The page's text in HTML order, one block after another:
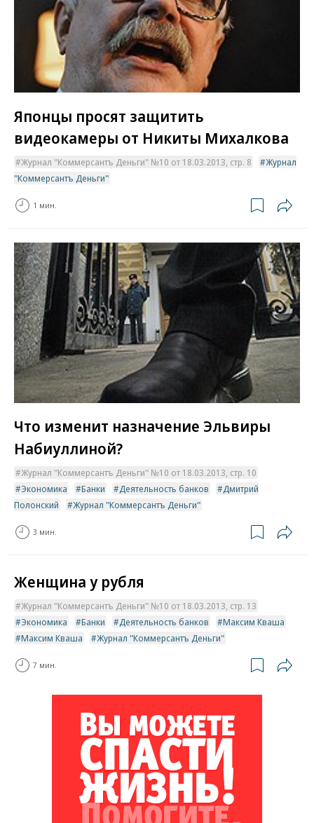
Японцы просят защитить
видеокамеры от Никиты Михалкова
Журнал "Коммерсантъ Деньги" №10 от 18.03.2013, стр. 8
Журнал
"Коммерсантъ Деньги"
1 мин.
Что изменит назначение Эльвиры
Набиуллиной?
Журнал "Коммерсантъ Деньги" №10 от 18.03.2013, стр. 10
Экономика
Банки Деятельность банков
Дмитрий
Полонский
Журнал "Коммерсантъ Деньги"
3 мин.
Женщина у рубля
Журнал "Коммерсантъ Деньги" №10 от 18.03.2013, стр. 13
Экономика
Банки Деятельность банков
Максим Кваша
Максим Кваша
Журнал "Коммерсантъ Деньги"
7 мин.